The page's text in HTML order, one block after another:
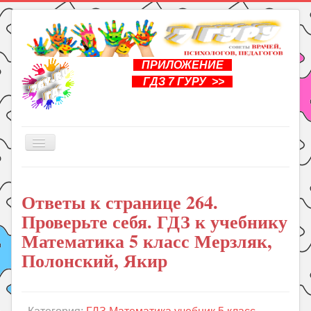
ПРИЛОЖЕНИЕ
ГДЗ 7 ГУРУ >>
Включить/
Книги
Рукоделие
Подготовка к школе
Уроки
Ответы к странице 264.
Проверьте себя. ГДЗ к учебнику
Математика 5 класс Мерзляк,
Полонский, Якир